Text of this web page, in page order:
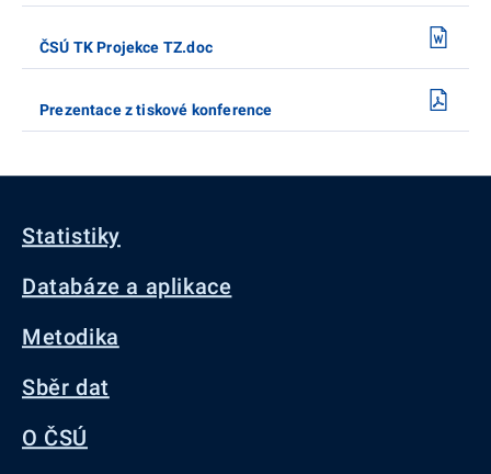
ČSÚ TK Projekce TZ.doc
Prezentace z tiskové konference
Statistiky
Databáze a aplikace
Metodika
Sběr dat
O ČSÚ